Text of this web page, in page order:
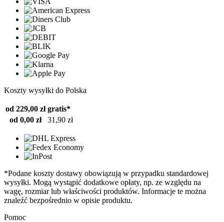
Koszty wysyłki do Polska
od 229,00 zł gratis*
od 0,00 zł
31,90 zł
*Podane koszty dostawy obowiązują w przypadku standardowej
wysyłki. Mogą wystąpić dodatkowe opłaty, np. ze względu na
wagę, rozmiar lub właściwości produktów. Informacje te można
znaleźć bezpośrednio w opisie produktu.
Pomoc